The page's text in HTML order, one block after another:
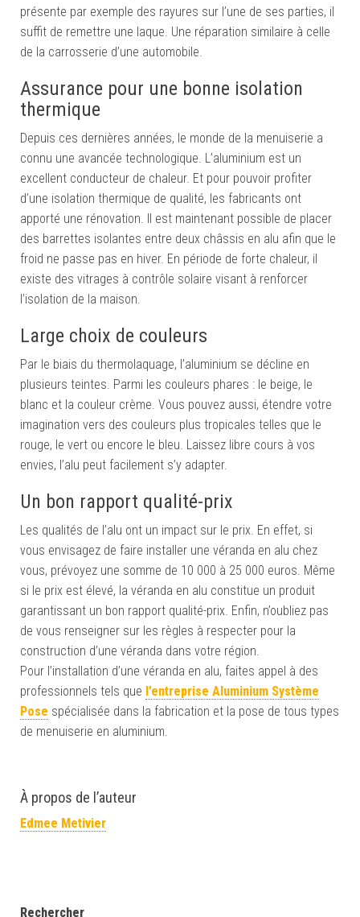
présente par exemple des rayures sur l’une de ses parties, il
suffit de remettre une laque. Une réparation similaire à celle
de la carrosserie d’une automobile.
Assurance pour une bonne isolation
thermique
Depuis ces dernières années, le monde de la menuiserie a
connu une avancée technologique. L’aluminium est un
excellent conducteur de chaleur. Et pour pouvoir profiter
d’une isolation thermique de qualité, les fabricants ont
apporté une rénovation. Il est maintenant possible de placer
des barrettes isolantes entre deux châssis en alu afin que le
froid ne passe pas en hiver. En période de forte chaleur, il
existe des vitrages à contrôle solaire visant à renforcer
l’isolation de la maison.
Large choix de couleurs
Par le biais du thermolaquage, l’aluminium se décline en
plusieurs teintes. Parmi les couleurs phares : le beige, le
blanc et la couleur crème. Vous pouvez aussi, étendre votre
imagination vers des couleurs plus tropicales telles que le
rouge, le vert ou encore le bleu. Laissez libre cours à vos
envies, l’alu peut facilement s’y adapter.
Un bon rapport qualité-prix
Les qualités de l’alu ont un impact sur le prix. En effet, si
vous envisagez de faire installer une véranda en alu chez
vous, prévoyez une somme de 10 000 à 25 000 euros. Même
si le prix est élevé, la véranda en alu constitue un produit
garantissant un bon rapport qualité-prix. Enfin, n’oubliez pas
de vous renseigner sur les règles à respecter pour la
construction d’une véranda dans votre région.
Pour l’installation d’une véranda en alu, faites appel à des
professionnels tels que l’entreprise Aluminium Système
Pose spécialisée dans la fabrication et la pose de tous types
de menuiserie en aluminium.
À propos de l’auteur
Edmee Metivier
Rechercher